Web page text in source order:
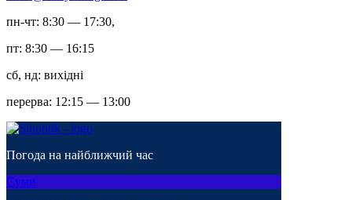
пн-чт: 8:30 — 17:30,
пт: 8:30 — 16:15
сб, нд: вихідні
перерва: 12:15 — 13:00
Погода на найближчий час
Суми